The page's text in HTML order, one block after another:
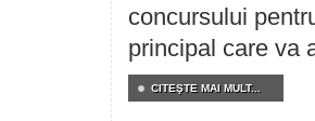
concursului
principal care va
CITEŞTE MAI MULT...